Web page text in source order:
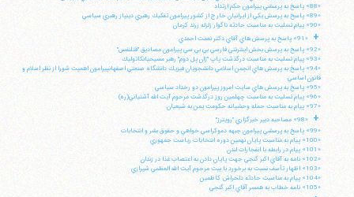
«88» پاسخ به پرسشي پيرامون حكم ارتداد
«89» پاسخ به پرسش يكي از ايرانيان خارج از كشور پيرامون تفكيك رهبري دينياز رهبري سياسي
«90» پيام تسليت به مناسبت حادثه ناگوار زلزله زرند كرمان
+
«91» پاسخ به پرسش هاي آقاي دكتر نعمت احمدي
«92» پاسخ به پرسش بخش اينترنتي فارسي بي بي سي پيرامون مصاديق "قتلنفس"
«93» پيام تسليت به مناسبت درگذشت پاپ "ژان پل دوم" رهبر مسيحيانكاتوليك
«94» پاسخ به پرسش هاي انجمن اسلامي دانشجويان فيزيك دانشگاه صنعتي اصفهانپيرامون اهميت شورا از نظر اسلام و
قانون اساسي
«95» پاسخ به پرسش هاي سايت امروز پيرامون دو رخداد سياسي
«96» پيام تسليت به مناسبت چهلمين روز درگذشت مرحوم آيت الله آشتياني(ره)
«97» پيام به مناسبت حمله وحشيانه حكومت يمن به شيعيان
+
«98» مصاحبه دبير خبرگزاري "رويترز"
«99» پاسخ به پرسشي پيرامون جبهه دموكراسي خواهي و حقوق بشر و انتخابات
«100» پيام به مناسبت پايان نهمين دوره انتخابات رياست جمهوري
«101» پيام در رابطه با انفجارات لندن
«102» نامه به آقاي اكبر گنجي جهت پايان دادن به اعتصاب غذا در زندان
«103» اظهار تأسف نسبت به برخورد با بيت مرحوم آيت الله العظمي شيرازي
«104» پيام به مناسبت حادثه دلخراش كاظمين
«105» نامه خطاب به همسر آقاي اكبر گنجي